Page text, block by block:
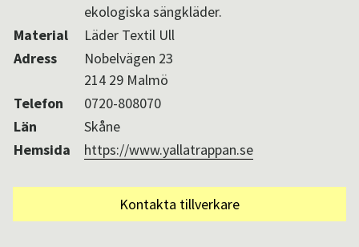
ekologiska sängkläder.
Material
Läder Textil Ull
Adress
Nobelvägen 23
214 29 Malmö
Telefon
0720-808070
Län
Skåne
Hemsida
https://www.yallatrappan.se
Kontakta tillverkare